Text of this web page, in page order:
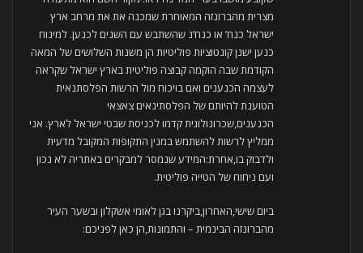
מצרית מהברונזה המאוחרת שמכנה את את מרחב ארץ
ישראל כנח’ או כנח’נ שהשתבש עם השנים לכנען. למינוח
כנען ישנן קונטוציות פוליטיות הן משנות השלושים של המאה
הקודמת שבה הוקמה קבוצה פוליטית בארץ ישראל שקראה
לעצמה הכנענים ואם בויכוח מול הרשות הפלסתנאית
הטוענת להיותם של הפלסתינאים צאצאי
הכנענים,שכרונולוגית קדמו לכניסת שבטי ישראל לארץ. אני
ממליץ לרשות להשתמש במנין התקופות המקובל מדעית
ולדבוק בו,אחרת:המידע שנמסר למבקרים באתריה לא נכון
ועם ניחוח של הטייה פוליטית.
ביום שישי,האחרון,ביקרנו בגן לאומי אשקלון ובשער העיר
מהברונזה הבינמית – והתמונות,הן כאן לפניכם: